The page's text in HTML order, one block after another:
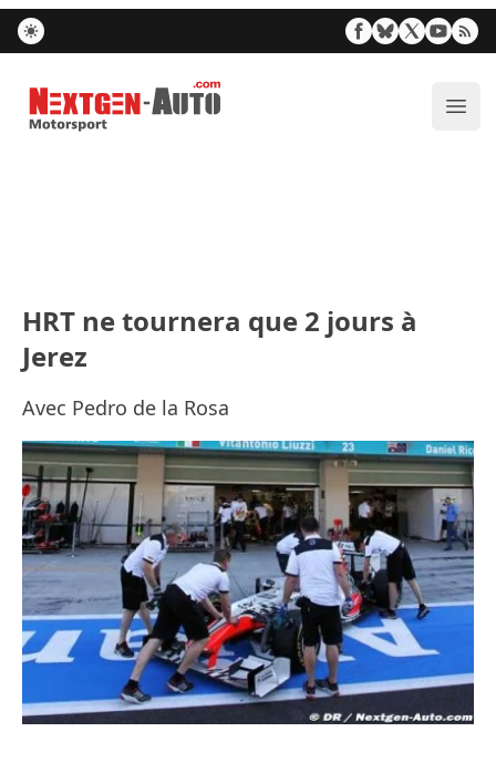
Nextgen-Auto.com
HRT ne tournera que 2 jours à
Jerez
Avec Pedro de la Rosa